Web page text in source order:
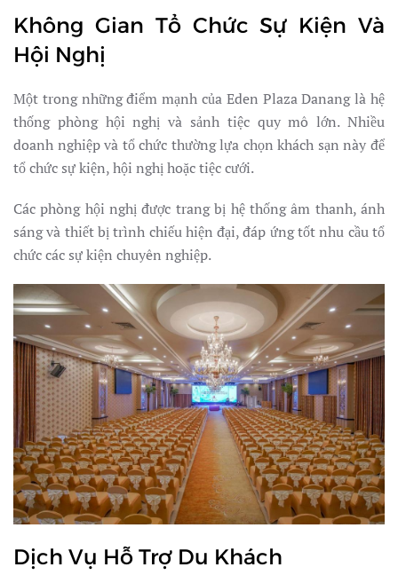
Không Gian Tổ Chức Sự Kiện Và
Hội Nghị
Một trong những điểm mạnh của Eden Plaza Danang là hệ
thống phòng hội nghị và sảnh tiệc quy mô lớn. Nhiều
doanh nghiệp và tổ chức thường lựa chọn khách sạn này để
tổ chức sự kiện, hội nghị hoặc tiệc cưới.
Các phòng hội nghị được trang bị hệ thống âm thanh, ánh
sáng và thiết bị trình chiếu hiện đại, đáp ứng tốt nhu cầu tổ
chức các sự kiện chuyên nghiệp.
Dịch Vụ Hỗ Trợ Du Khách